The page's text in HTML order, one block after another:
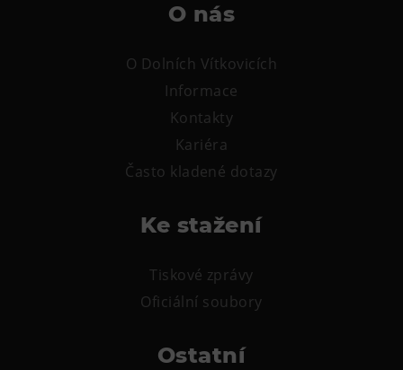
O nás
O Dolních Vítkovicích
Informace
Kontakty
Kariéra
Často kladené dotazy
Ke stažení
Tiskové zprávy
Oficiální soubory
Ostatní